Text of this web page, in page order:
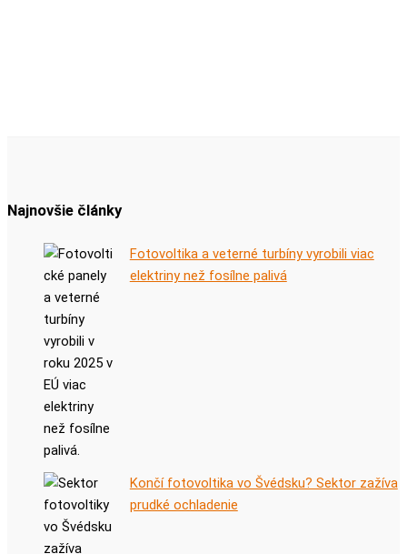
Najnovšie články
Fotovoltika a veterné turbíny vyrobili viac
elektriny než fosílne palivá
Končí fotovoltika vo Švédsku? Sektor zažíva
prudké ochladenie